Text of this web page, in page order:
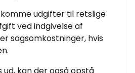
udgifter til retslige
ved indgivelse af
sagsomkostninger, hvis